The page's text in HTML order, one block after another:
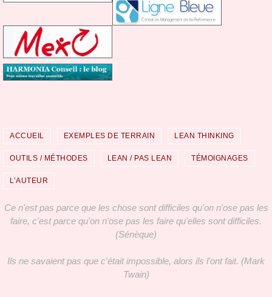
ACCUEIL EXEMPLES DE TERRAIN LEAN THINKING
OUTILS / MÉTHODES LEAN / PAS LEAN TÉMOIGNAGES
L’AUTEUR
Ce n'est pas parce que les chose sont difficiles qu'on n'ose pas les
faire, c'est parce qu'on n'ose pas les faire qu'elles sont difficiles.
(Sénèque)
Ils ne savaient pas que c'était impossible, alors ils l'ont fait. (Mark
Twain)